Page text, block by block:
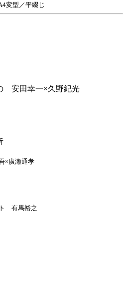
変型／平綴じ
安田幸一×久野紀光
×廣瀬通孝
有馬裕之